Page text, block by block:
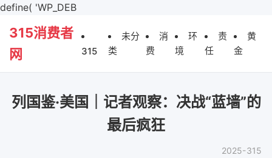
define( 'WP_DEB
315消费者
网
315
未分
类
消
费
环
境
责
任
黄
金
列国鉴·美国｜记者观察：决战“蓝墙”的
最后疯狂
2025-315